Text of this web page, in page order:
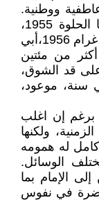
في ما يقدر بـ56 أغنية عاطفية ووطنية.
من ابرز أفلامه: لحن الوفاء 1955،أيامنا الحلوة 1955،
ليالي الحب 1955،أيام وليالي1955،موعد غرام 1956،أبي
أكثر من مئتين
قد الشوق،
سنة، موعود،
برغم إن اغلب
ولكنها
له همومه
الوسائل.
الإمام بما
في نفوس